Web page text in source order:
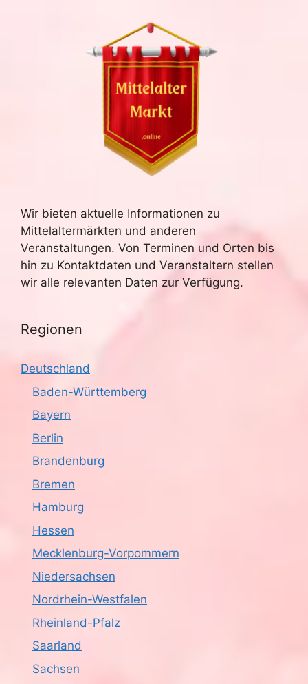
Wir bieten aktuelle Informationen zu
Mittelaltermärkten und anderen
Veranstaltungen. Von Terminen und Orten bis
hin zu Kontaktdaten und Veranstaltern stellen
wir alle relevanten Daten zur Verfügung.
Regionen
Deutschland
Baden-Württemberg
Bayern
Berlin
Brandenburg
Bremen
Hamburg
Hessen
Mecklenburg-Vorpommern
Niedersachsen
Nordrhein-Westfalen
Rheinland-Pfalz
Saarland
Sachsen